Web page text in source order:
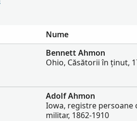
Nume
Bennett Ahmon
Ohio, Căsătorii în ținut,
Adolf Ahmon
Iowa, registre persoane
militar, 1862-1910